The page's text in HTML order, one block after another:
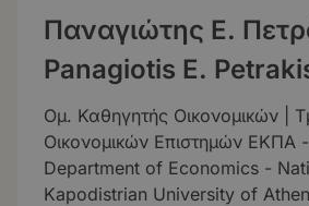
Παναγιώτης Ε.
Panagiotis E.
Ομ. Καθηγητής Οικονομικών |
Οικονομικών Επιστημών ΕΚΠΑ
Department of Economics -
Kapodistrian University of